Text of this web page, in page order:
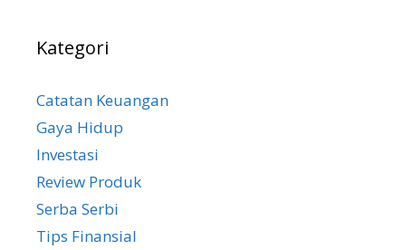
Kategori
Catatan Keuangan
Gaya Hidup
Investasi
Review Produk
Serba Serbi
Tips Finansial